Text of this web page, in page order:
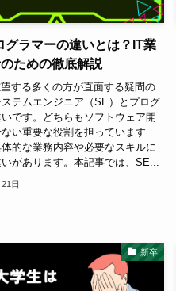
グラマーの違いとは？IT業
ための徹底解説
望する多くの方が直面する疑問の
テムエンジニア（SE）とプログ
です。どちらもソフトウェア開
い重要な役割を担っています
的な業務内容や必要なスキルに
があります。本記事では、SE...
日
新卒